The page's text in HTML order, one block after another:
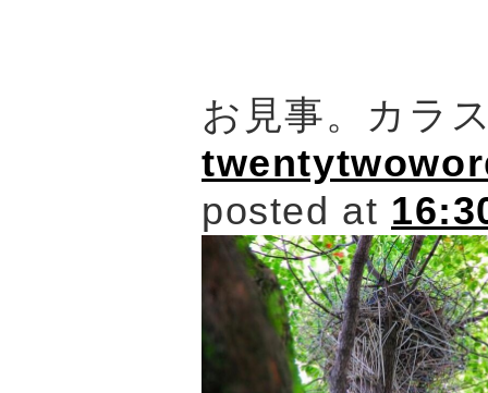
お見事。カラ
posted at